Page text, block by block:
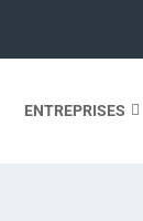
ENTREPRISES